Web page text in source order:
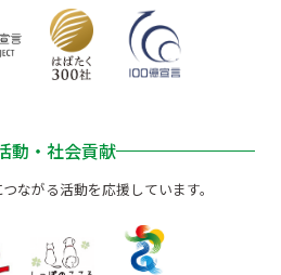
動・社会貢献
ながる活動を応援しています。